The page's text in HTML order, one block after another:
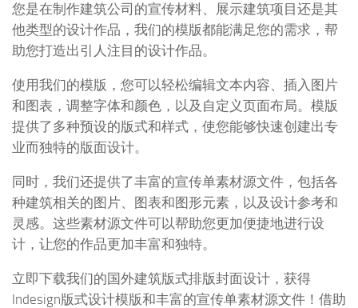
您是在制作建筑公司的宣传材料、展示建筑项目还是其
他类型的设计作品，我们的模版都能满足您的需求，帮
助您打造出引人注目的设计作品。
使用我们的模版，您可以轻松编辑文本内容、插入图片
和图表，调整字体和颜色，以及自定义页面布局。模版
提供了多种预设的版式和样式，使您能够快速创建出专
业而独特的版面设计。
同时，我们还提供了丰富的宣传单素材源文件，包括各
种建筑相关的图片、图表和图形元素，以及设计参考和
灵感。这些素材源文件可以帮助您更加便捷地进行设
计，让您的作品更加丰富和独特。
立即下载我们的国外建筑版式排版封面设计，获得
Indesign版式设计模版和丰富的宣传单素材源文件！借助